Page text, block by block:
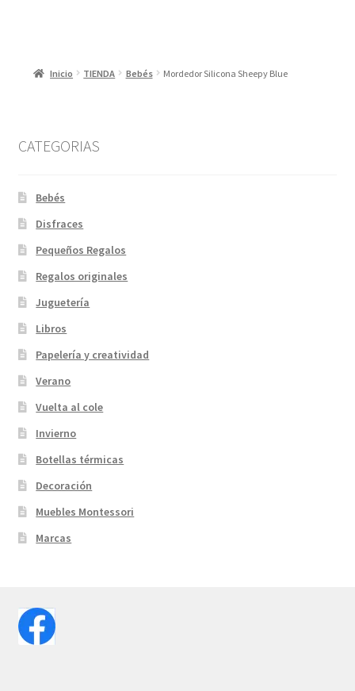
Inicio TIENDA Bebés Mordedor Silicona Sheepy Blue
CATEGORIAS
Bebés
Disfraces
Pequeños Regalos
Regalos originales
Juguetería
Libros
Papelería y creatividad
Verano
Vuelta al cole
Invierno
Botellas térmicas
Decoración
Muebles Montessori
Marcas